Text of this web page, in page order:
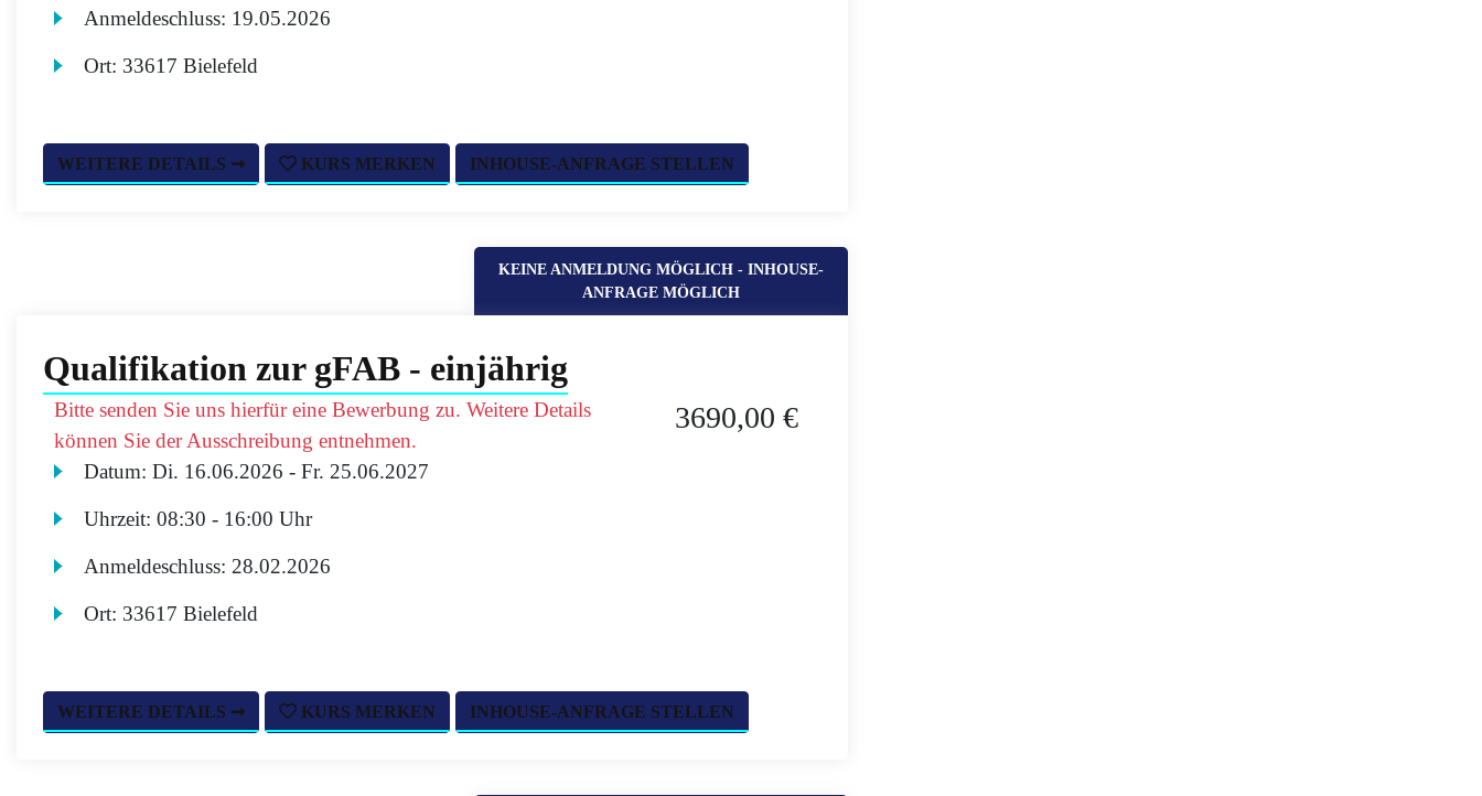
Anmeldeschluss: 19.05.2026
Ort: 33617 Bielefeld
WEITERE DETAILS ➞ KURS MERKEN INHOUSE-ANFRAGE STELLEN
KEINE ANMELDUNG MÖGLICH - INHOUSE-
ANFRAGE MÖGLICH
Qualifikation zur gFAB - einjährig
Bitte senden Sie uns hierfür eine Bewerbung zu. Weitere Details
können Sie der Ausschreibung entnehmen.
Datum:Di. 16.06.2026 -Fr. 25.06.2027
Uhrzeit:08:30 - 16:00 Uhr
Anmeldeschluss: 28.02.2026
Ort: 33617 Bielefeld
3690,00 €
WEITERE DETAILS ➞ KURS MERKEN INHOUSE-ANFRAGE STELLEN